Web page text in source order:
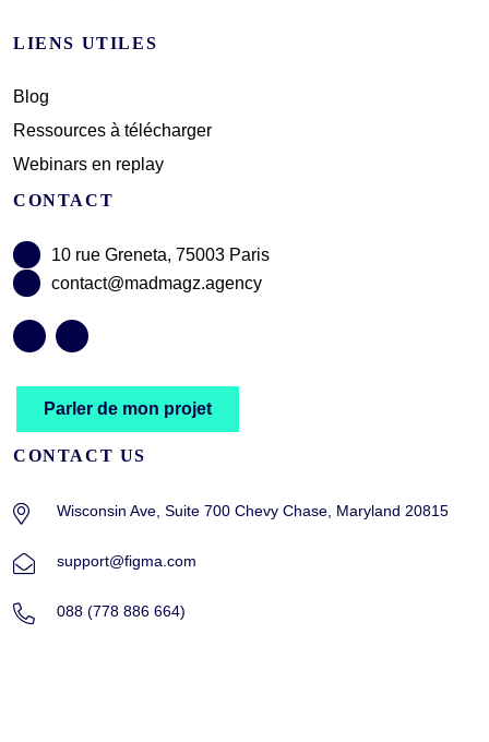
LIENS UTILES
Blog
Ressources à télécharger
Webinars en replay
CONTACT
10 rue Greneta, 75003 Paris
contact@madmagz.agency
Parler de mon projet
CONTACT US
Wisconsin Ave, Suite 700 Chevy Chase, Maryland 20815
support@figma.com
088 (778 886 664)